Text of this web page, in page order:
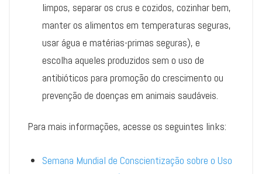
limpos, separar os crus e cozidos, cozinhar bem,
manter os alimentos em temperaturas seguras,
usar água e matérias-primas seguras), e
escolha aqueles produzidos sem o uso de
antibióticos para promoção do crescimento ou
prevenção de doenças em animais saudáveis.
Para mais informações, acesse os seguintes links:
Semana Mundial de Conscientização sobre o Uso